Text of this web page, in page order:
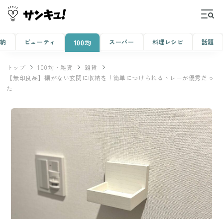
ビューティ 100均 スーパー 料理レシピ 話題
トップ 100均・雑貨
雑貨
【無印良品】棚がない玄関に収納を！簡単につけられるトレーが優秀だっ
た